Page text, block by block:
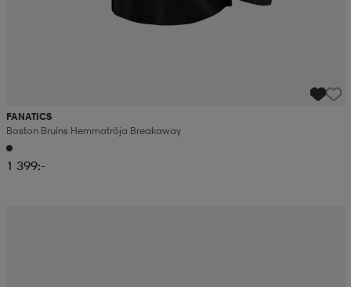
FANATICS
Boston Bruins Hemmatröja Breakaway
1 399:-